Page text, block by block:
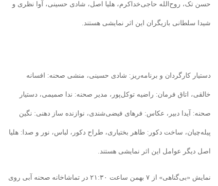
حسن تک، روح‌الله حاجی‌خداکرم، هلیا اصل، شادی حسینی، آوا نظری و
شیدا سلطانی بازیگران این اثر نمایشی هستند.
دستیار کارگردان و برنامه‌ریز: شادی حسینی، منشی صحنه: افسانه
خالقی، اتاق فرمان: راضیه توکل‌پور، مدیر صحنه: ندا صمیمی، دستیار
صحنه: آیدا دبیر، عکاس: فرهای فیضی‌شندی، نوازنده ساز دهنی: نگین
پیله‌چیان، ساخت دکور: طاهر بختیاری، طراح دکور، لباس، نور و صدا: هلیا
اصل دیگر عوامل این اثر نمایشی هستند.
نمایش «بی‌گناهی» از ۷ بهمن ساعت ۲۱:۳۰ در تماشاخانه صحنه آبی روی